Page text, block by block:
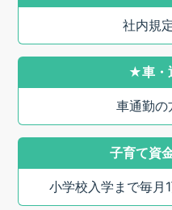
社内規
★車・
車通勤の
子育て資
小学校入学まで毎月